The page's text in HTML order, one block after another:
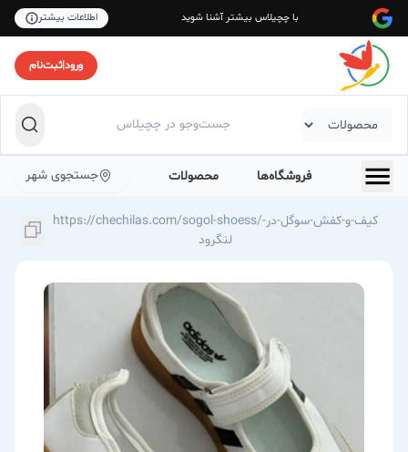
با چچیلاس بیشتر آشنا شوید اطلاعات بیشتر
ورود|ثبت‌نام
فروشگاه‌ها محصولات جستجوی شهر
https://chechilas.com/sogol-shoess/کیف-و-کفش-سوگل-در-
لنگرود